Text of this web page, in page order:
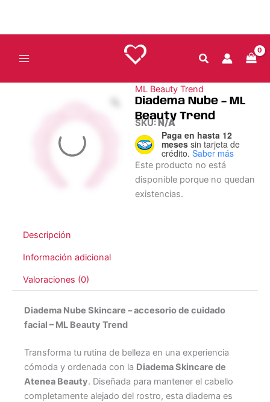
contenido
ML Beauty Trend
Diadema Nube – ML
Beauty Trend
SKU:N/A
Paga en hasta 12
meses sin tarjeta de
crédito. Saber más
Este producto no está
disponible porque no quedan
existencias.
Descripción
Información adicional
Valoraciones (0)
Diadema Nube Skincare – accesorio de cuidado
facial – ML Beauty Trend
Transforma tu rutina de belleza en una experiencia
cómoda y ordenada con la Diadema Skincare de
Atenea Beauty. Diseñada para mantener el cabello
completamente alejado del rostro, esta diadema es